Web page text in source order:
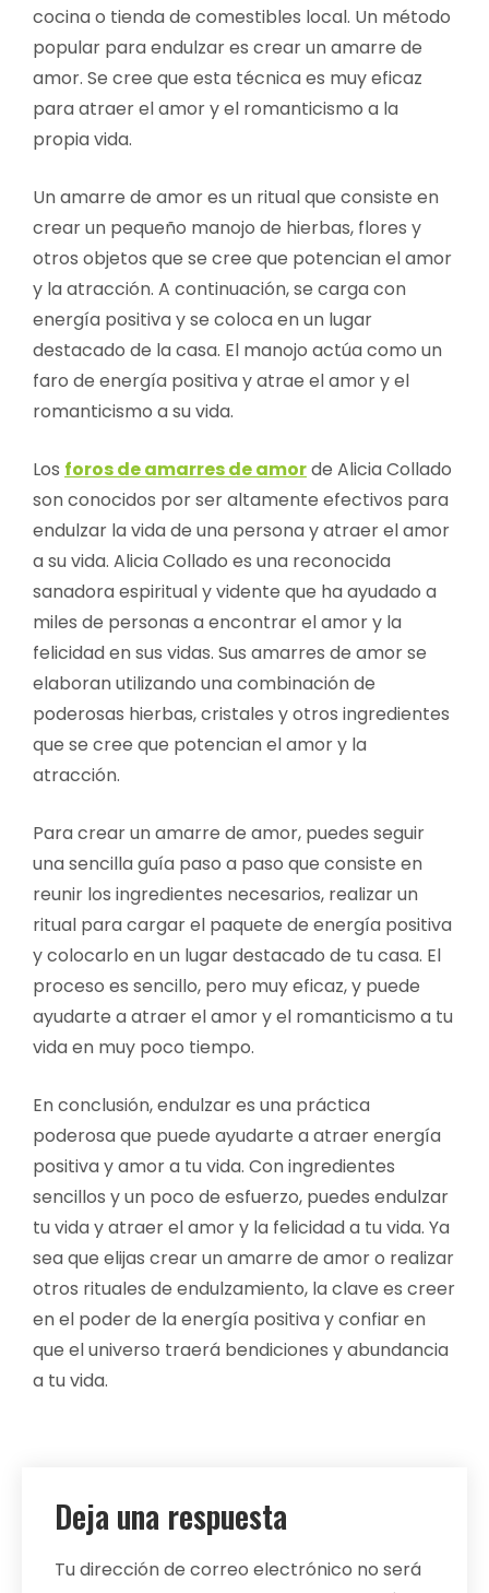
cocina o tienda de comestibles local. Un método
popular para endulzar es crear un amarre de
amor. Se cree que esta técnica es muy eficaz
para atraer el amor y el romanticismo a la
propia vida.
Un amarre de amor es un ritual que consiste en
crear un pequeño manojo de hierbas, flores y
otros objetos que se cree que potencian el amor
y la atracción. A continuación, se carga con
energía positiva y se coloca en un lugar
destacado de la casa. El manojo actúa como un
faro de energía positiva y atrae el amor y el
romanticismo a su vida.
Los foros de amarres de amorde Alicia Collado
son conocidos por ser altamente efectivos para
endulzar la vida de una persona y atraer el amor
a su vida. Alicia Collado es una reconocida
sanadora espiritual y vidente que ha ayudado a
miles de personas a encontrar el amor y la
felicidad en sus vidas. Sus amarres de amor se
elaboran utilizando una combinación de
poderosas hierbas, cristales y otros ingredientes
que se cree que potencian el amor y la
atracción.
Para crear un amarre de amor, puedes seguir
una sencilla guía paso a paso que consiste en
reunir los ingredientes necesarios, realizar un
ritual para cargar el paquete de energía positiva
y colocarlo en un lugar destacado de tu casa. El
proceso es sencillo, pero muy eficaz, y puede
ayudarte a atraer el amor y el romanticismo a tu
vida en muy poco tiempo.
En conclusión, endulzar es una práctica
poderosa que puede ayudarte a atraer energía
positiva y amor a tu vida. Con ingredientes
sencillos y un poco de esfuerzo, puedes endulzar
tu vida y atraer el amor y la felicidad a tu vida. Ya
sea que elijas crear un amarre de amor o realizar
otros rituales de endulzamiento, la clave es creer
en el poder de la energía positiva y confiar en
que el universo traerá bendiciones y abundancia
a tu vida.
Deja una respuesta
Tu dirección de correo electrónico no será